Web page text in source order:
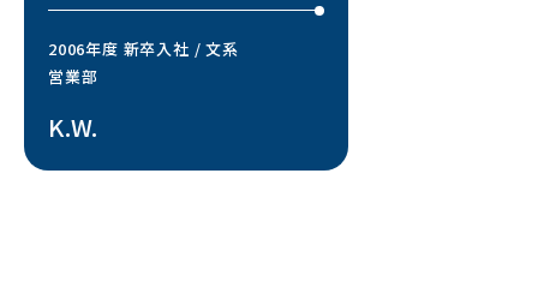
2006年度 新卒入社 / 文系
営業部
K.W.